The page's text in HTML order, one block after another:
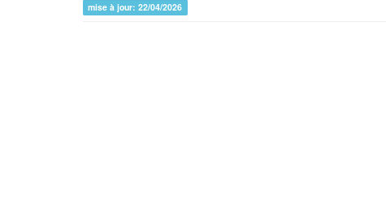
mise à jour: 22/04/2026